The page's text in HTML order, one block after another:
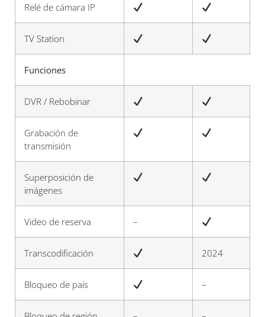
Relé de cámara IP
TV Station
Funciones
DVR / Rebobinar
Grabación de
transmisión
Superposición de
imágenes
Video de reserva –
Transcodificación 2024
Bloqueo de país –